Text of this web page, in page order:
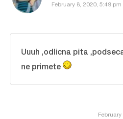
February 8, 2020, 5:49 pm
Uuuh ,odlicna pita
ne primete